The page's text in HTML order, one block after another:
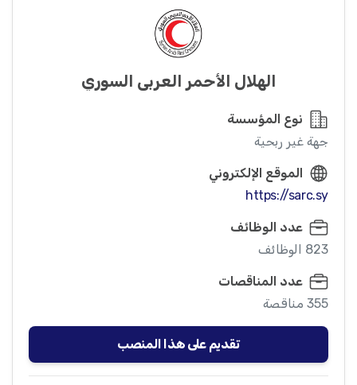
الهلال الأحمر العربي السوري
نوع المؤسسة
جهة غير ربحية
الموقع الإلكتروني
https://sarc.sy
عدد الوظائف
823 الوظائف
عدد المناقصات
355 مناقصة
تقديم على هذا المنصب